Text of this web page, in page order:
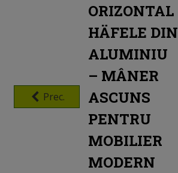
Prec.
ORIZONTAL
HÄFELE DIN
ALUMINIU
– MÂNER
ASCUNS
PENTRU
MOBILIER
MODERN